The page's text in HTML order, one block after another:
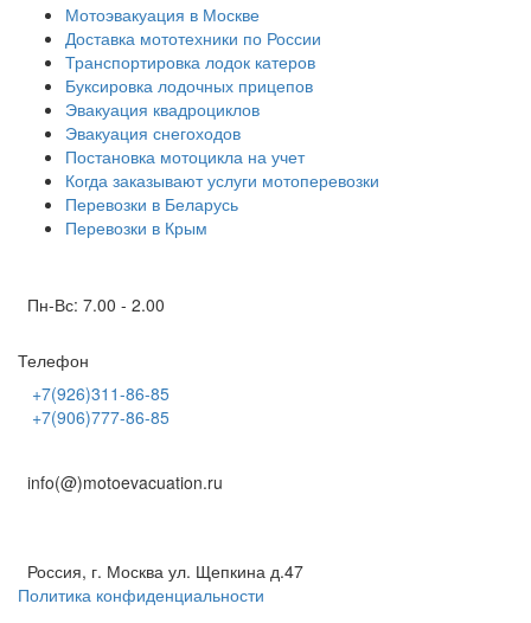
Мотоэвакуация в Москве
Доставка мототехники по России
Транспортировка лодок катеров
Буксировка лодочных прицепов
Эвакуация квадроциклов
Эвакуация снегоходов
Постановка мотоцикла на учет
Когда заказывают услуги мотоперевозки
Перевозки в Беларусь
Перевозки в Крым
Пн-Вс: 7.00 - 2.00
Телефон
+7(926)311-86-85
+7(906)777-86-85
info(@)motoevacuation.ru
Россия, г. Москва ул. Щепкина д.47
Политика конфиденциальности